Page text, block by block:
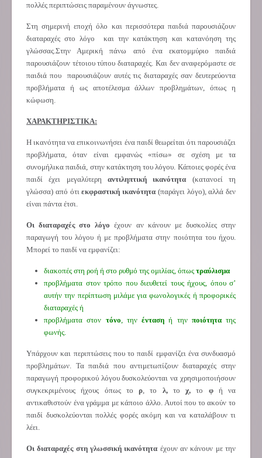
πολλές περιπτώσεις παραμένουν άγνωστες.
Στη σημερινή εποχή όλο και περισσότερα παιδιά παρουσιάζουν
διαταραχές στο λόγο και την κατάκτηση και κατανόηση της
γλώσσας.Στην Αμερική πάνω από ένα εκατομμύριο παιδιά
παρουσιάζουν τέτοιου τύπου διαταραχές. Και δεν αναφερόμαστε σε
παιδιά που παρουσιάζουν αυτές τις διαταραχές σαν δευτερεύοντα
προβλήματα ή ως αποτέλεσμα άλλων προβλημάτων, όπως η
κώφωση.
ΧΑΡΑΚΤΗΡΙΣΤΙΚΑ:
Η ικανότητα να επικοινωνήσει ένα παιδί θεωρείται ότι παρουσιάζει
προβλήματα, όταν είναι εμφανώς «πίσω» σε σχέση με τα
συνομήλικα παιδιά, στην κατάκτηση του λόγου. Κάποιες φορές ένα
παιδί έχει μεγαλύτερη αντιληπτική ικανότητα (κατανοεί τη
γλώσσα) από ότιεκφραστική ικανότητα (παράγει λόγο), αλλά δεν
είναι πάντα έτσι.
Οι διαταραχές στο λόγο έχουν αν κάνουν με δυσκολίες στην
παραγωγή του λόγου ή με προβλήματα στην ποιότητα του ήχου.
Μπορεί το παιδί να εμφανίζει:
διακοπές στη ροή ή στο ρυθμό της ομιλίας, όπως τραύλισμα
προβλήματα στον τρόπο που διευθετεί τους ήχους, όπου σ’
αυτήν την περίπτωση μιλάμε για φωνολογικές ή προφορικές
διαταραχές ή
προβλήματα στον τόνο, την ένταση ή την ποιότητατης
φωνής.
Υπάρχουν και περιπτώσεις που το παιδί εμφανίζει ένα συνδυασμό
προβλημάτων. Τα παιδιά που αντιμετωπίζουν διαταραχές στην
παραγωγή προφορικού λόγου δυσκολεύονται να χρησιμοποιήσουν
συγκεκριμένους ήχους όπως το ρ, το λ, το χ,το φ ή να
αντικαθιστούν ένα γράμμα με κάποιο άλλο. Αυτοί που το ακούν το
παιδί δυσκολεύονται πολλές φορές ακόμη και να καταλάβουν τι
λέει.
Οι διαταραχές στη γλωσσική ικανότητα έχουν αν κάνουν με την